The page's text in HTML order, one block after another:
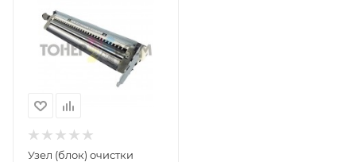
Узел (блок) очистки